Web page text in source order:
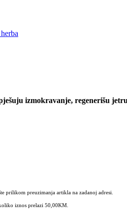
izmokravanje, regenerišu
prilikom preuzimanja artikla na zadanoj adresi.
iznos prelazi 50,00KM.